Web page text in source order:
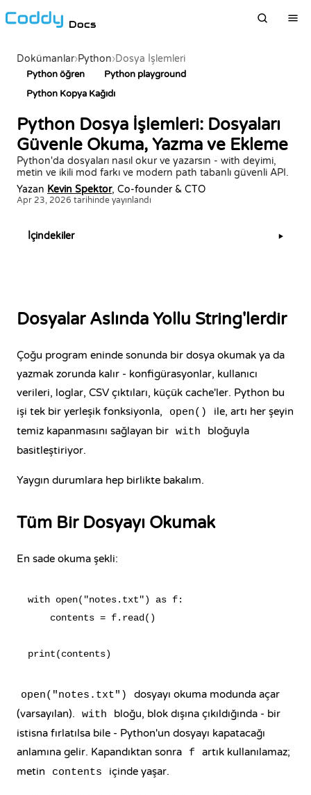
Docs
Dokümanlar›Python›Dosya İşlemleri
Python öğren
Python playground
Python Kopya Kağıdı
Python Dosya İşlemleri: Dosyaları
Güvenle Okuma, Yazma ve Ekleme
Python'da dosyaları nasıl okur ve yazarsın - with deyimi,
metin ve ikili mod farkı ve modern path tabanlı güvenli API.
Yazan Kevin Spektor, Co-founder & CTO
Apr 23, 2026 tarihinde yayınlandı
Dosyalar Aslında Yollu String'lerdir
Çoğu program eninde sonunda bir dosya okumak ya da
yazmak zorunda kalır - konfigürasyonlar, kullanıcı
verileri, loglar, CSV çıktıları, küçük cache'ler. Python bu
işi tek bir yerleşik fonksiyonla,
open()
ile, artı her şeyin
temiz kapanmasını sağlayan bir with
bloğuyla
basitleştiriyor.
Yaygın durumlara hep birlikte bakalım.
Tüm Bir Dosyayı Okumak
En sade okuma şekli:
with open("notes.txt") as f:
    contents = f.read()
open("notes.txt")
dosyayı okuma modunda açar
(varsayılan).
with
bloğu, blok dışına çıkıldığında - bir
istisna fırlatılsa bile - Python'un dosyayı kapatacağı
anlamına gelir. Kapandıktan sonra
f
artık kullanılamaz;
metin
contents içinde yaşar.
İçindekiler ▶